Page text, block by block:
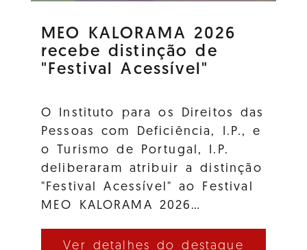
MEO KALORAMA 2026
recebe distinção de
"Festival Acessível"
O Instituto para os Direitos das
Pessoas com Deficiência, I.P., e
o Turismo de Portugal, I.P.
deliberaram atribuir a distinção
"Festival Acessível" ao Festival
MEO KALORAMA 2026…
Ver detalhes do destaque